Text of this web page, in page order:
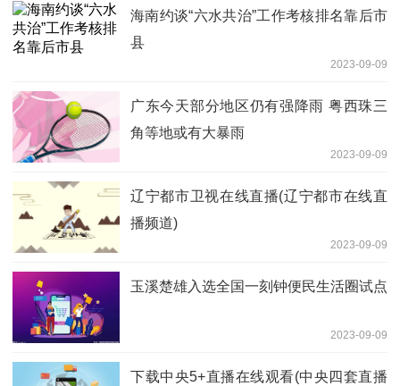
海南约谈“六水共治”工作考核排名靠后市
县
2023-09-09
广东今天部分地区仍有强降雨 粤西珠三
角等地或有大暴雨
2023-09-09
辽宁都市卫视在线直播(辽宁都市在线直
播频道)
2023-09-09
玉溪楚雄入选全国一刻钟便民生活圈试点
2023-09-09
下载中央5+直播在线观看(中央四套直播